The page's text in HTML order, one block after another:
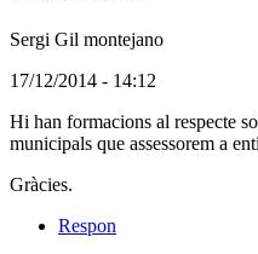
Sergi Gil montejano
(Usuari
registrat)
17/12/2014 - 14:12
Hi han formacions al respecte
municipals que assessorem a
Gràcies.
Respon